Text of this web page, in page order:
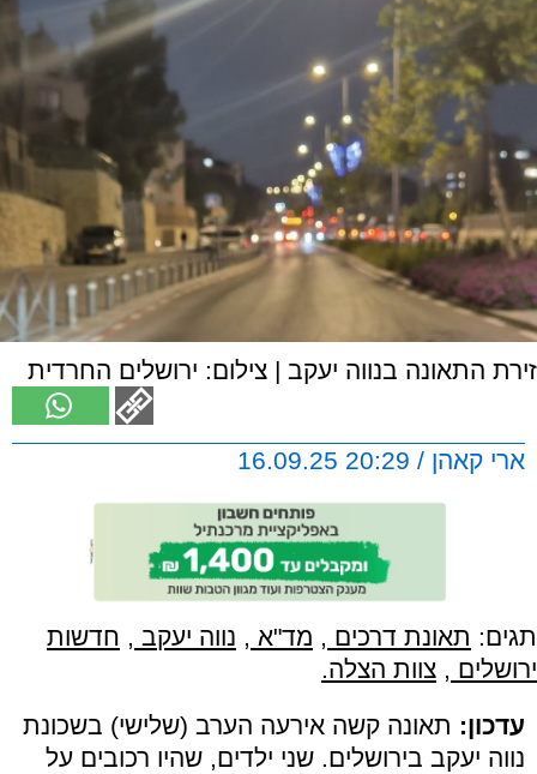
זירת התאונה בנווה יעקב | צילום: ירושלים החרדית
ארי קאהן / 20:29 16.09.25
תגים: תאונת דרכים , מד"א , נווה יעקב , חדשות
ירושלים , צוות הצלה.
עדכון: תאונה קשה אירעה הערב (שלישי) בשכונת
נווה יעקב בירושלים. שני ילדים, שהיו רכובים על